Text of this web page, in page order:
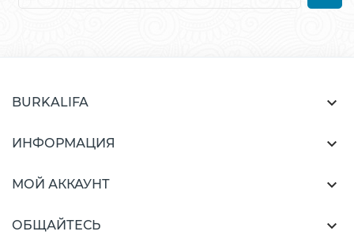
BURKALIFA 
ИНФОРМАЦИЯ 
МОЙ АККАУНТ 
ОБЩАЙТЕСЬ 